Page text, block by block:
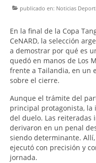
publicado en: Noticias
En la final de la Copa
CeNARD, la selección
a demostrar por qué es
quedó en manos de Los
frente a Tailandia, en un
sobre el cierre.
Aunque el trámite del
principal protagonista, la
del duelo. Las reiteradas
derivaron en un penal
siendo determinante.
ejecutó con precisión y
jornada.